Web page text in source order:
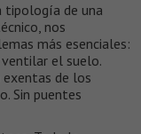
tipología de una
nos
más esenciales:
el suelo.
exentas de los
Sin puentes